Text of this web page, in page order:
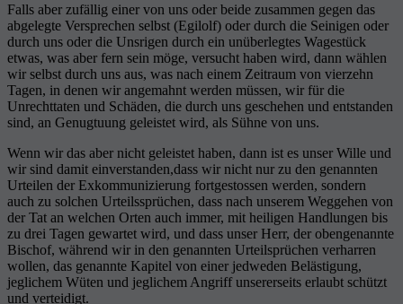
Falls aber zufällig einer von uns oder beide zusammen gegen das
abgelegte Versprechen selbst (Egilolf) oder durch die Seinigen oder
durch uns oder die Unsrigen durch ein unüberlegtes Wagestück
etwas, was aber fern sein möge, versucht haben wird, dann wählen
wir selbst durch uns aus, was nach einem Zeitraum von vierzehn
Tagen, in denen wir angemahnt werden müssen, wir für die
Unrechttaten und Schäden, die durch uns geschehen und entstanden
sind, an Genugtuung geleistet wird, als Sühne von uns.
Wenn wir das aber nicht geleistet haben, dann ist es unser Wille und
wir sind damit einverstanden,dass wir nicht nur zu den genannten
Urteilen der Exkommunizierung fortgestossen werden, sondern
auch zu solchen Urteilssprüchen, dass nach unserem Weggehen von
der Tat an welchen Orten auch immer, mit heiligen Handlungen bis
zu drei Tagen gewartet wird, und dass unser Herr, der obengenannte
Bischof, während wir in den genannten Urteilsprüchen verharren
wollen, das genannte Kapitel von einer jedweden Belästigung,
jeglichem Wüten und jeglichem Angriff unsererseits erlaubt schützt
und verteidigt.